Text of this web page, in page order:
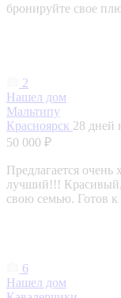
бронируйте свое
2
Нашел дом
Мальтипу
Красноярск 28 дней
50 000 ₽
Предлагается
лучший!!! Красивый,
свою семью. Готов к
6
Нашел дом